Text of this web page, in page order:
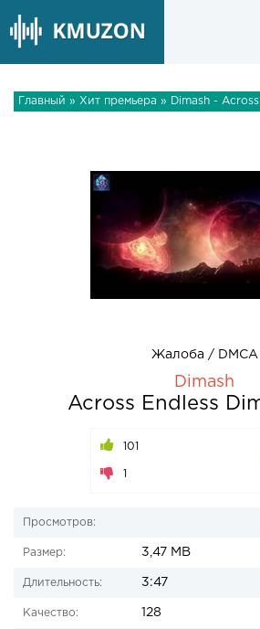
Главный » Хит премьера » Dimash -
Жалоба / DMCA
Dimash
Across Endless
101
1
Просмотров:
Размер: 3,47 MB
Длительность: 3:47
Качество: 128